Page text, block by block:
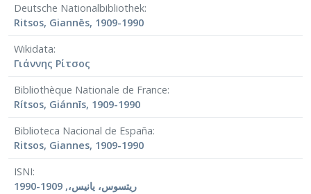
Deutsche Nationalbibliothek
Ritsos, Giannēs, 1909-1990
Wikidata
Γιάννης Ρίτσος
Bibliothèque Nationale de France
Rítsos, Giánnīs, 1909-1990
Biblioteca Nacional de España
Ritsos, Giannes, 1909-1990
ISNI
ريتسوس، يانيس،, 1909-1990